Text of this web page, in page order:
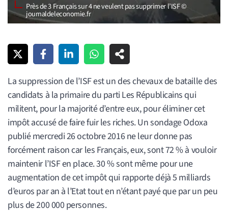
​Près de 3 Français sur 4 ne veulent pas supprimer l’ISF ©
journaldeleconomie.fr
La suppression de l’ISF est un des chevaux de bataille des
candidats à la primaire du parti Les Républicains qui
militent, pour la majorité d’entre eux, pour éliminer cet
impôt accusé de faire fuir les riches. Un sondage Odoxa
publié mercredi 26 octobre 2016 ne leur donne pas
forcément raison car les Français, eux, sont 72 % à vouloir
maintenir l’ISF en place. 30 % sont même pour une
augmentation de cet impôt qui rapporte déjà 5 milliards
d’euros par an à l’Etat tout en n’étant payé que par un peu
plus de 200 000 personnes.